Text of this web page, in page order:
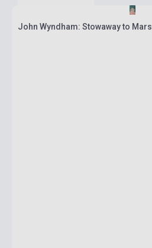
John Wyndham: Stowaway to Mars